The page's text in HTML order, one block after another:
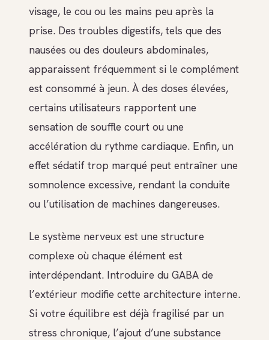
visage, le cou ou les mains peu après la
prise. Des troubles digestifs, tels que des
nausées ou des douleurs abdominales,
apparaissent fréquemment si le complément
est consommé à jeun. À des doses élevées,
certains utilisateurs rapportent une
sensation de souffle court ou une
accélération du rythme cardiaque. Enfin, un
effet sédatif trop marqué peut entraîner une
somnolence excessive, rendant la conduite
ou l’utilisation de machines dangereuses.
Le système nerveux est une structure
complexe où chaque élément est
interdépendant. Introduire du GABA de
l’extérieur modifie cette architecture interne.
Si votre équilibre est déjà fragilisé par un
stress chronique, l’ajout d’une substance